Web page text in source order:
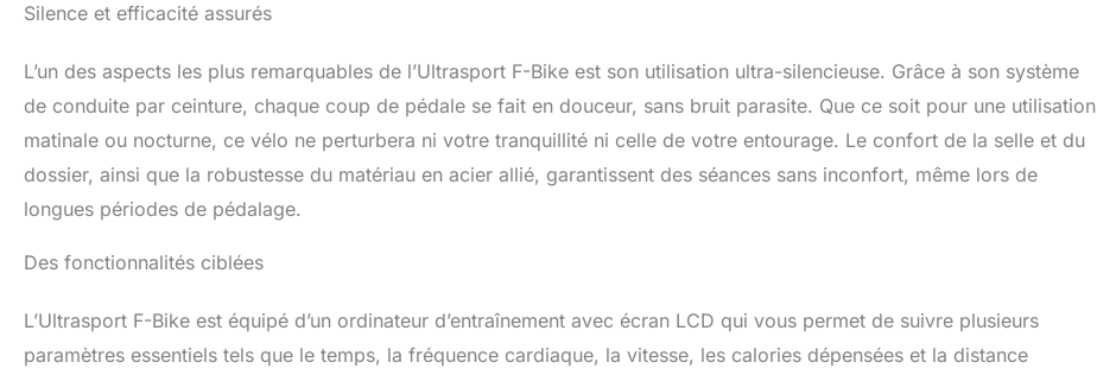
Silence et efficacité assurés
L’un des aspects les plus remarquables de l’Ultrasport F-Bike est son utilisation ultra-silencieuse. Grâce à son système
de conduite par ceinture, chaque coup de pédale se fait en douceur, sans bruit parasite. Que ce soit pour une utilisation
matinale ou nocturne, ce vélo ne perturbera ni votre tranquillité ni celle de votre entourage. Le confort de la selle et du
dossier, ainsi que la robustesse du matériau en acier allié, garantissent des séances sans inconfort, même lors de
longues périodes de pédalage.
Des fonctionnalités ciblées
L’Ultrasport F-Bike est équipé d’un ordinateur d’entraînement avec écran LCD qui vous permet de suivre plusieurs
paramètres essentiels tels que le temps, la fréquence cardiaque, la vitesse, les calories dépensées et la distance